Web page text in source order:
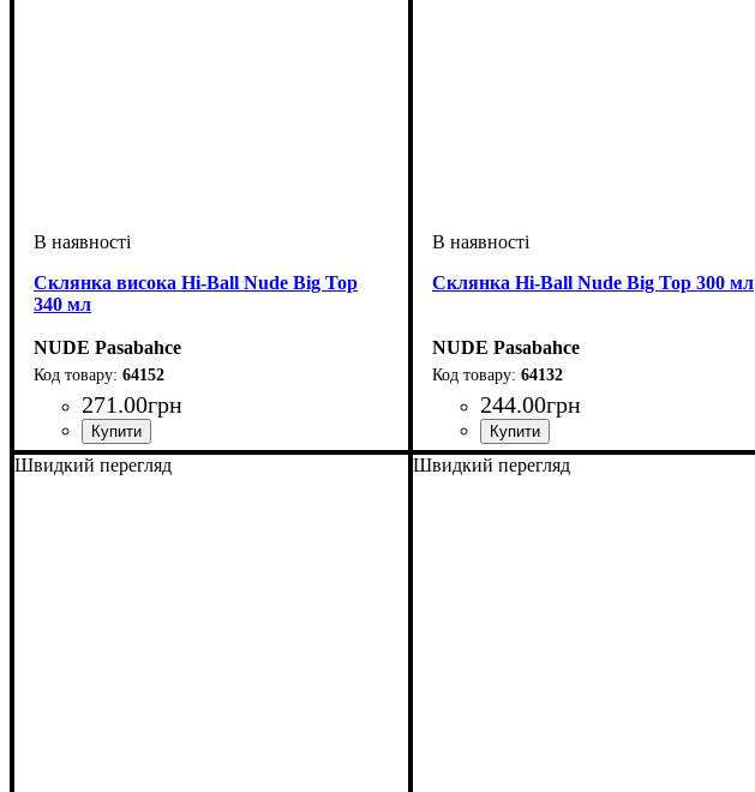
Склянка висока Hi-Ball Nude Big Top
340 мл
NUDE Pasabahce
64152
271.00грн
Склянка Hi-Ball Nude Big Top 300 мл
NUDE Pasabahce
64132
244.00грн
Швидкий перегляд Швидкий перегляд